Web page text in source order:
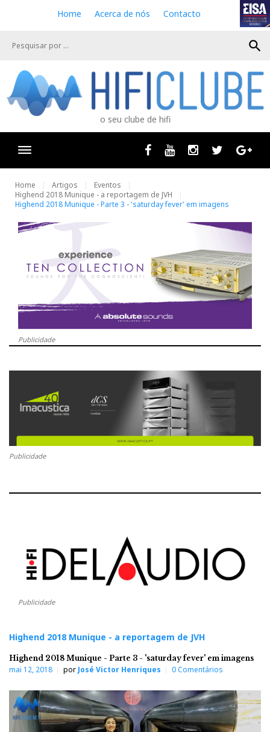
e
Home Acerca de nós Contacto
search
o seu clube de hifi
Facebook
Youtube InstagramTwitter
Home Artigos
Eventos
Highend 2018 Munique - a reportagem de JVH
Highend 2018 Munique - Parte 3 - 'saturday fever' em imagens
Publicidade
Publicidade
Publicidade
Highend 2018 Munique - a reportagem de JVH
Highend 2018 Munique - Parte 3 - 'saturday fever' em imagens
mai 12, 2018 por José Victor Henriques 0 Comentários